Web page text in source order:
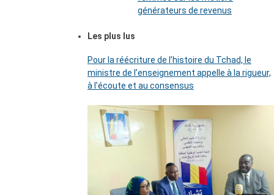
générateurs de revenus
Les plus lus
Pour la réécriture de l’histoire du Tchad, le
ministre de l’enseignement appelle à la rigueur,
à l’écoute et au consensus